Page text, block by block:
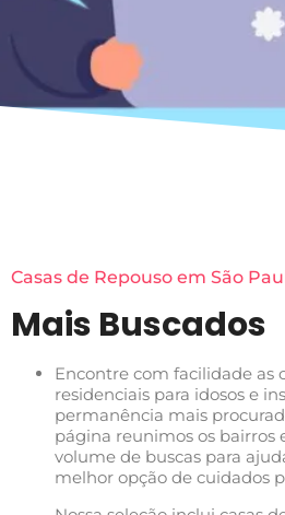
Casas de Repouso em São
Mais Buscados
Encontre com facilidade as
residenciais para idosos e
permanência mais
página reunimos os bairros
volume de buscas para
melhor opção de cuidados